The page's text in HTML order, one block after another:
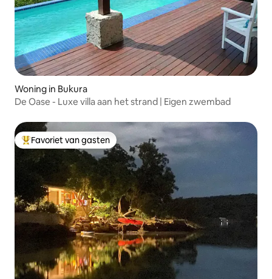
Woning in Bukura
De Oase - Luxe villa aan het strand | Eigen zwembad
Topfavoriet van gasten
Favoriet van gasten